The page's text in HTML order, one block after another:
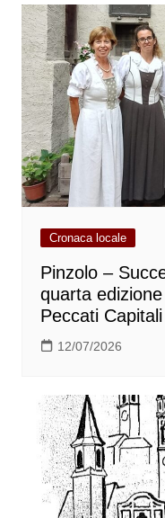
Cronaca locale
Pinzolo –
quarta
Peccati Capitali
12/07/2026